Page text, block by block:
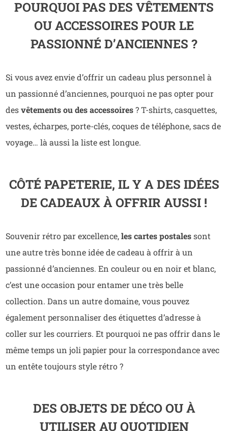
POURQUOI PAS DES VÊTEMENTS
OU ACCESSOIRES POUR LE
PASSIONNÉ D’ANCIENNES ?
Si vous avez envie d’offrir un cadeau plus personnel à
un passionné d’anciennes, pourquoi ne pas opter pour
desvêtements ou des accessoires? T-shirts, casquettes,
vestes, écharpes, porte-clés, coques de téléphone, sacs de
voyage… là aussi la liste est longue.
CÔTÉ PAPETERIE, IL Y A DES IDÉES
DE CADEAUX À OFFRIR AUSSI !
Souvenir rétro par excellence,les cartes postalessont
une autre très bonne idée de cadeau à offrir à un
passionné d’anciennes. En couleur ou en noir et blanc,
c’est une occasion pour entamer une très belle
collection. Dans un autre domaine, vous pouvez
également personnaliser des étiquettes d’adresse à
coller sur les courriers. Et pourquoi ne pas offrir dans le
même temps un joli papier pour la correspondance avec
un entête toujours style rétro ?
DES OBJETS DE DÉCO OU À
UTILISER AU QUOTIDIEN